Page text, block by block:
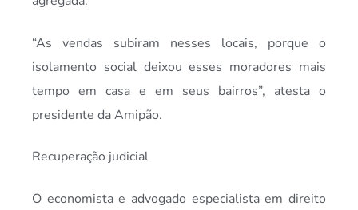
“As vendas subiram nesses locais, porque o
isolamento social deixou esses moradores mais
tempo em casa e em seus bairros”, atesta o
presidente da Amipão.
Recuperação judicial
O economista e advogado especialista em direito